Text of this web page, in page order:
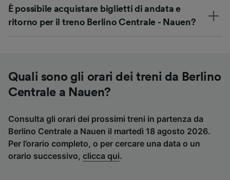
È possibile acquistare biglietti di andata e
ritorno per il treno Berlino Centrale - Nauen?
Quali sono gli orari dei treni da Berlino
Centrale a Nauen?
Consulta gli orari dei prossimi treni in partenza da
Berlino Centrale a Nauen il martedì 18 agosto 2026.
Per l’orario completo, o per cercare una data o un
orario successivo, clicca qui.